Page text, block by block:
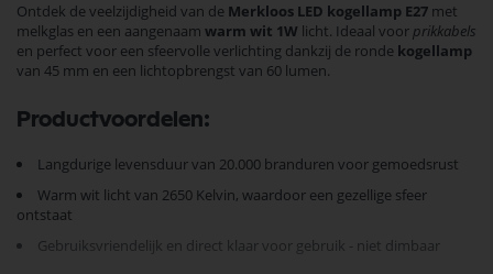
Ontdek de veelzijdigheid van de Merkloos LED kogellamp E27 met
melkglas en een aangenaam warm wit 1W licht. Ideaal voor prikkabels
en perfect voor een sfeervolle verlichting dankzij de ronde kogellamp
van 45 mm en een lichtopbrengst van 60 lumen.
Productvoordelen:
Langdurige levensduur van 20.000 branduren voor gemoedsrust
Warm wit licht van 2650 Kelvin, waardoor een gezellige sfeer
ontstaat
Gebruiksvriendelijk en direct klaar voor gebruik - niet dimbaar